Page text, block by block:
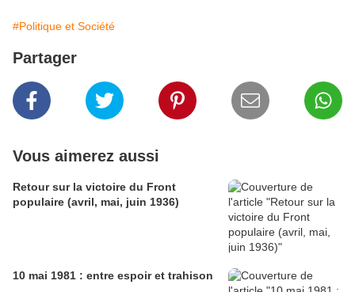
#Politique et Société
Partager
Vous aimerez aussi
Retour sur la victoire du Front
populaire (avril, mai, juin 1936)
10 mai 1981 : entre espoir et trahison